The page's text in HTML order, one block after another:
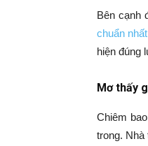
Bên cạnh
chuẩn nhất
hiện đúng
Mơ thấy
Chiêm
trong.